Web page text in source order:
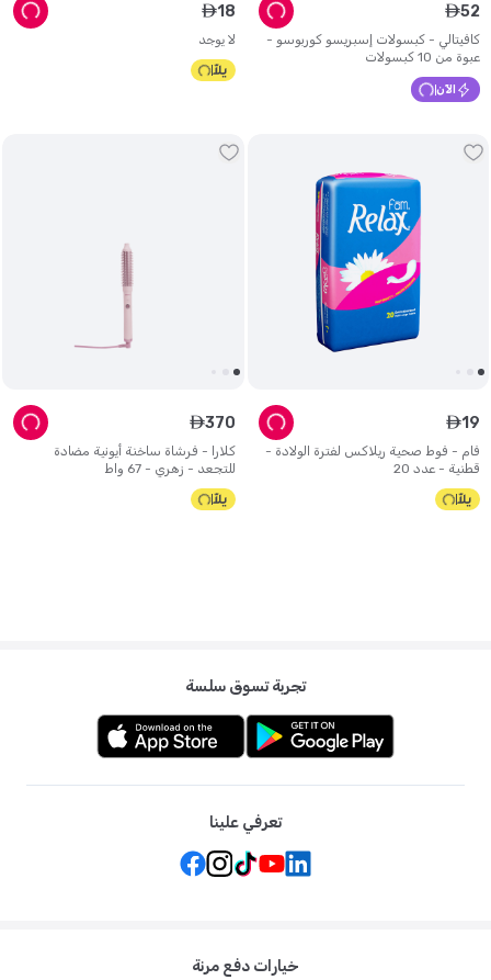
كافيتالي - كبسولات إسبريسو كوربوسو -
عبوة من 10 كبسولات
ê52
الآن
لا يوجد
ê18
فام - فوط صحية ريلاكس لفترة الولادة -
قطنية - عدد 20
ê19
كلارا - فرشاة ساخنة أيونية مضادة
للتجعد - زهري - 67 واط
ê370
تجربة تسوق سلسة
تعرفي علينا
خيارات دفع مرنة